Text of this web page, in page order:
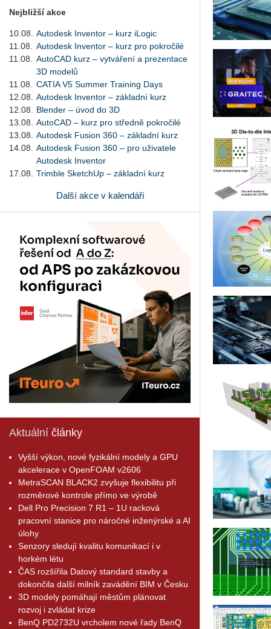
Nejbližší akce
10.08.
Autodesk Inventor – kurz iLogic
11.08.
Autodesk Inventor – kurz pro pokročilé
11.08.
AutoCAD kurz – vytváření a prezentace
3D modelů
11.08.
CATIA V5 Summer Training Days
12.08.
Autodesk Inventor – základní kurz
12.08.
Blender – úvod do 3D
13.08.
AutoCAD – kurz pro středně pokročilé
13.08.
Autodesk Fusion 360 – základní kurz
14.08.
Autodesk Fusion 360 – pro uživatele
Autodesk Inventor
17.08.
Trimble SketchUp – základní kurz
Další akce v kalendáři
Aktuální články
Vyšší výkon, nové fyzikální modely a GPU
akcelerace v OpenFOAM v2606
MetraSCAN BLACK2 zvyšuje flexibilitu při
rozměrové kontrole přímo ve výrobě
Dell Pro Precision 7 R1 – 1U racková
pracovní stanice pro náročné inženýrské a AI
úlohy
Senzory sledují kvalitu komunikací i v
horkém létu
ČAS rozšířila Datový standard stavby a
dokončila další milník zavádění BIM v Česku
3D modely pomáhají městům plánovat
rozvoj i zvládat krize
BenQ PD2732U vrcholem nové řady BenQ